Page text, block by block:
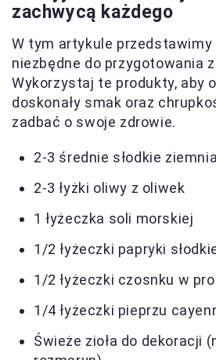
zachwycą każdego
W tym artykule przedstawimy
niezbędne do przygotowania
Wykorzystaj te produkty, aby
doskonały smak oraz
zadbać o swoje zdrowie.
2-3 średnie słodkie
2-3 łyżki oliwy z oliwek
1 łyżeczka soli morskiej
1/2 łyżeczki papryki
1/2 łyżeczki czosnku w
1/4 łyżeczki pieprzu
Świeże zioła do dekoracji